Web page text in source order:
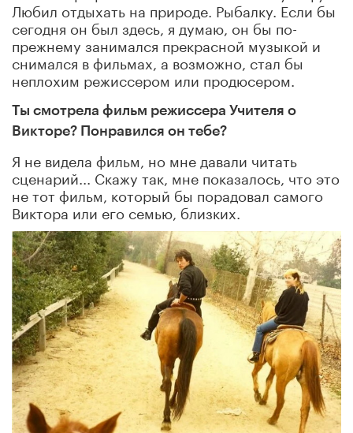
Любил отдыхать на природе. Рыбалку. Если бы
сегодня он был здесь, я думаю, он бы по-
прежнему занимался прекрасной музыкой и
снимался в фильмах, а возможно, стал бы
неплохим режиссером или продюсером.
Ты смотрела фильм режиссера Учителя о
Викторе? Понравился он тебе?
Я не видела фильм, но мне давали читать
сценарий... Скажу так, мне показалось, что это
не тот фильм, который бы порадовал самого
Виктора или его семью, близких.